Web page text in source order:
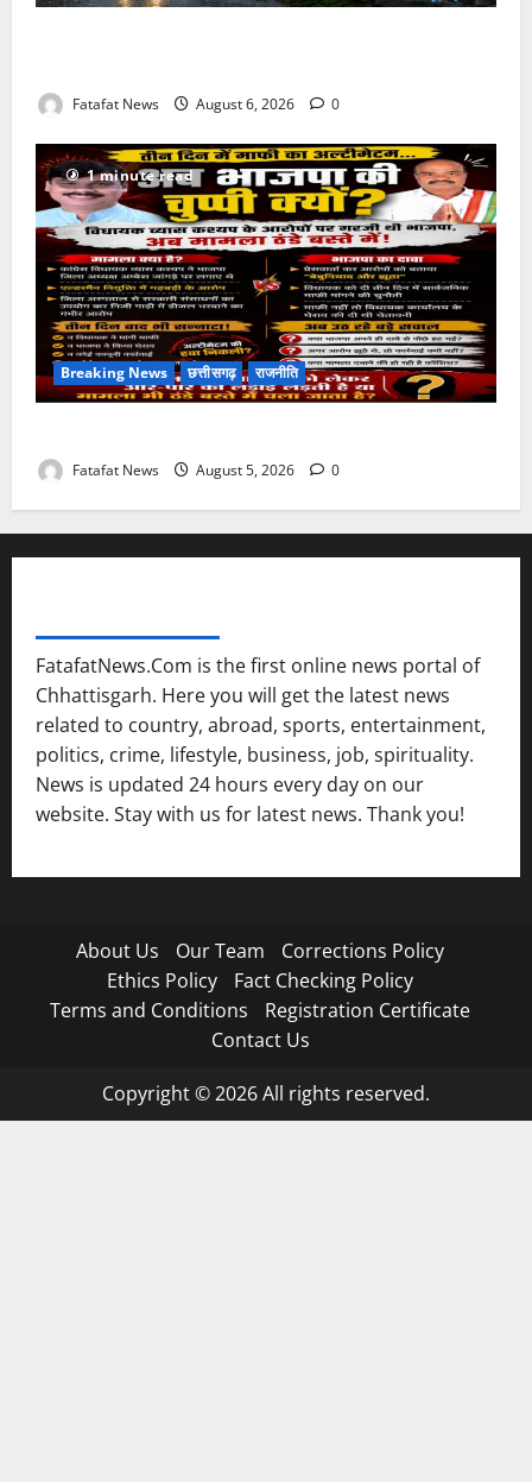
Fatafat News August 6, 2026 0
1 minute read
Breaking News छत्तीसगढ़ राजनीति
Fatafat News August 5, 2026 0
FatafatNews.Com is the first online news portal of
Chhattisgarh. Here you will get the latest news
related to country, abroad, sports, entertainment,
politics, crime, lifestyle, business, job, spirituality.
News is updated 24 hours every day on our
website. Stay with us for latest news. Thank you!
About Us Our Team
Corrections Policy
Ethics Policy
Fact Checking Policy
Terms and Conditions
Registration Certificate
Contact Us
Copyright © 2026 All rights reserved.